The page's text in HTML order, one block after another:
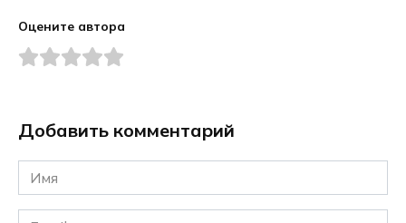
Оцените автора
Добавить комментарий
Имя
*
Email